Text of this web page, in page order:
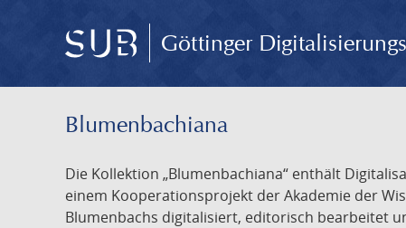
Göttinger
Blumenbachiana
Die Kollektion „Blumenbachiana“ enthält
einem Kooperationsprojekt der Akademie der
Blumenbachs digitalisiert, editorisch bearbeitet